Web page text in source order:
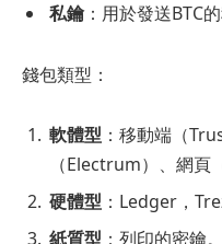
私鑰：用於發送BTC的
錢包類型：
軟體型 ：移動端（
（Electrum）、網頁
硬體型 ：Ledger，
紙質型 ：列印的密鑰。